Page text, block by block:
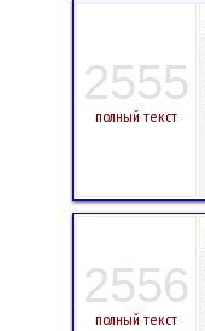
2555
полный текст
2556
полный текст